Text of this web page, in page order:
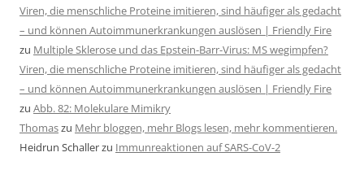
Viren, die menschliche Proteine imitieren, sind häufiger als gedacht
– und können Autoimmunerkrankungen auslösen | Friendly Fire
zu Multiple Sklerose und das Epstein-Barr-Virus: MS wegimpfen?
Viren, die menschliche Proteine imitieren, sind häufiger als gedacht
– und können Autoimmunerkrankungen auslösen | Friendly Fire
zu Abb. 82: Molekulare Mimikry
Thomaszu Mehr bloggen, mehr Blogs lesen, mehr kommentieren.
Heidrun Schallerzu Immunreaktionen auf SARS-CoV-2